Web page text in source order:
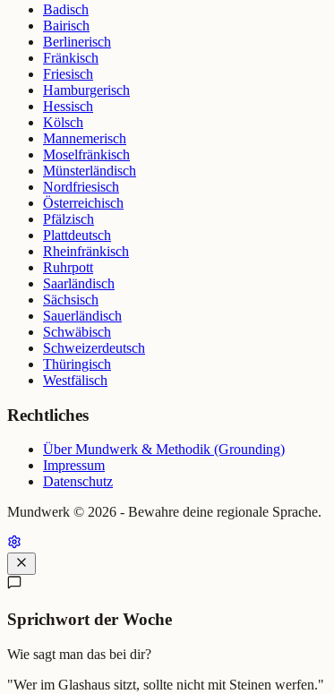
Badisch
Bairisch
Berlinerisch
Fränkisch
Friesisch
Hamburgerisch
Hessisch
Kölsch
Mannemerisch
Moselfränkisch
Münsterländisch
Nordfriesisch
Österreichisch
Pfälzisch
Plattdeutsch
Rheinfränkisch
Ruhrpott
Saarländisch
Sächsisch
Sauerländisch
Schwäbisch
Schweizerdeutsch
Thüringisch
Westfälisch
Rechtliches
Über Mundwerk & Methodik (Grounding)
Impressum
Datenschutz
Mundwerk © 2026 - Bewahre deine regionale Sprache.
Sprichwort der Woche
Wie sagt man das bei dir?
"Wer im Glashaus sitzt, sollte nicht mit Steinen werfen."